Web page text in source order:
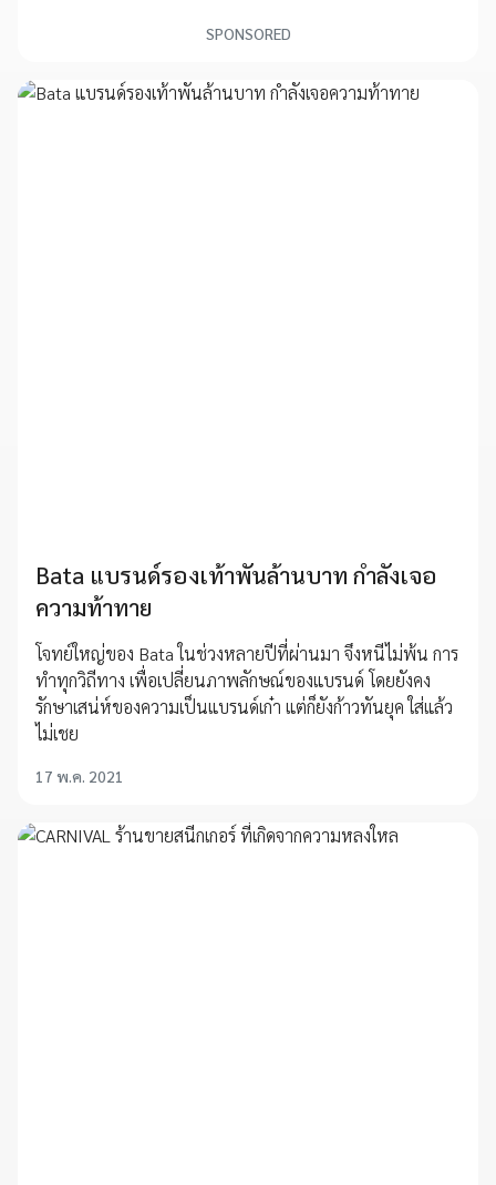
SPONSORED
Bata แบรนด์รองเท้าพันล้านบาท กำลังเจอ
ความท้าทาย
โจทย์ใหญ่ของ Bata ในช่วงหลายปีที่ผ่านมา จึงหนีไม่พ้น การ
ทำทุกวิถีทาง เพื่อเปลี่ยนภาพลักษณ์ของแบรนด์ โดยยังคง
รักษาเสน่ห์ของความเป็นแบรนด์เก๋า แต่ก็ยังก้าวทันยุค ใส่แล้ว
ไม่เชย
17 พ.ค. 2021